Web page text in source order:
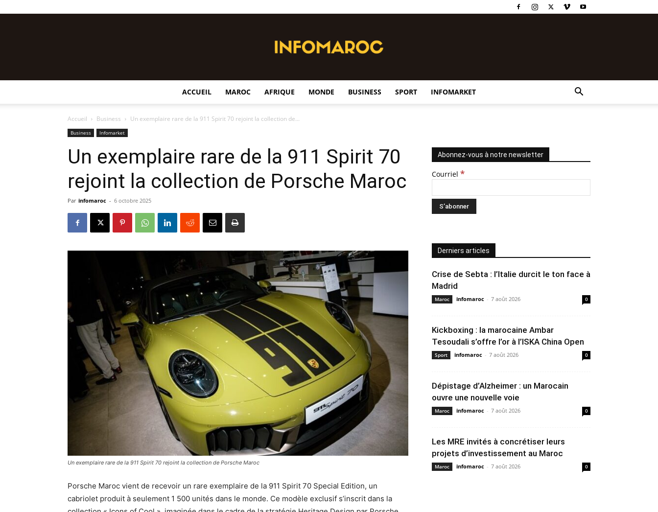
ACCUEIL MAROC AFRIQUE MONDE BUSINESS SPORT INFOMARKET
Accueil Business Un exemplaire rare de la 911 Spirit 70 rejoint la collection de...
Business Infomarket
Un exemplaire rare de la 911 Spirit 70
rejoint la collection de Porsche Maroc
Par infomaroc - 6 octobre 2025
Un exemplaire rare de la 911 Spirit 70 rejoint la collection de Porsche Maroc
Porsche Maroc vient de recevoir un rare exemplaire de la 911 Spirit 70 Special Edition, un
cabriolet produit à seulement 1 500 unités dans le monde. Ce modèle exclusif s’inscrit dans la
Abonnez-vous à notre newsletter
Courriel *
Derniers articles
Crise de Sebta : l’Italie durcit le ton face à
Madrid
Maroc infomaroc - 7 août 2026 0
Kickboxing : la marocaine Ambar
Tesoudali s’offre l’or à l’ISKA China Open
Sport infomaroc - 7 août 2026 0
Dépistage d’Alzheimer : un Marocain
ouvre une nouvelle voie
Maroc infomaroc - 7 août 2026 0
Les MRE invités à concrétiser leurs
projets d’investissement au Maroc
Maroc infomaroc - 7 août 2026 0